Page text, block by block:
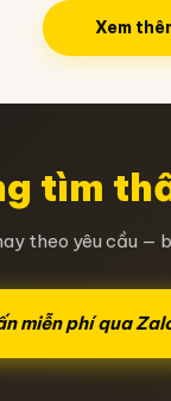
Xem
tìm
theo yêu cầu —
miễn phí qua